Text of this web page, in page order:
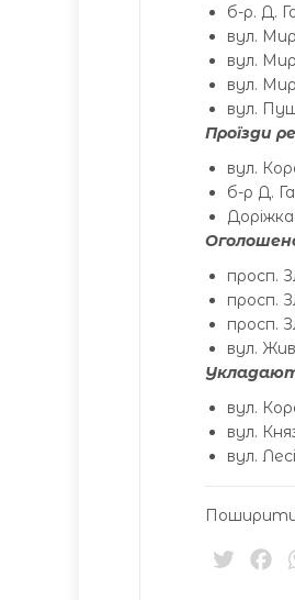
б-р. Д.
вул.
вул.
вул.
вул.
Проїзди
вул.
б-р Д.
просп.
просп.
просп.
вул.
вул.
вул.
вул.